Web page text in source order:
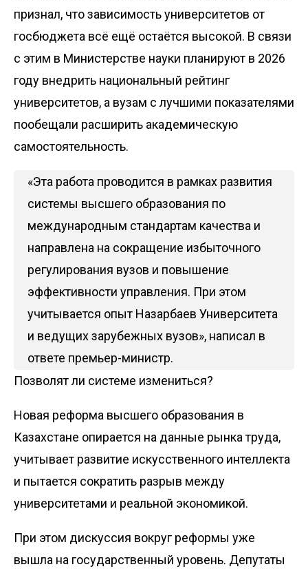
признал, что зависимость университетов от
госбюджета всё ещё остаётся высокой. В связи
с этим в Министерстве науки планируют в 2026
году внедрить национальный рейтинг
университетов, а вузам с лучшими показателями
пообещали расширить академическую
самостоятельность.
«Эта работа проводится в рамках развития
системы высшего образования по
международным стандартам качества и
направлена на сокращение избыточного
регулирования вузов и повышение
эффективности управления. При этом
учитывается опыт Назарбаев Университета
и ведущих зарубежных вузов», написал в
ответе премьер-министр.
Позволят ли системе измениться?
Новая реформа высшего образования в
Казахстане опирается на данные рынка труда,
учитывает развитие искусственного интеллекта
и пытается сократить разрыв между
университетами и реальной экономикой.
При этом дискуссия вокруг реформы уже
вышла на государственный уровень. Депутаты